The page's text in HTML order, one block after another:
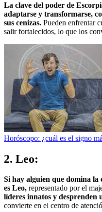
La clave del poder de
adaptarse y transformarse,
sus cenizas. Pueden enfrentar
salir fortalecidos, lo que los
Horóscopo: ¿cuál es el signo
2. Leo:
Si hay alguien que domina la
es Leo, representado por el
líderes innatos y desprenden
convierte en el centro de